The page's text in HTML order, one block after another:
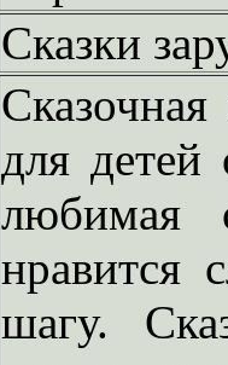
Сказки
для детей
любимая
нравится
шагу.